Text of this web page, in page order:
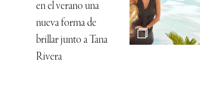
en el verano una
nueva forma de
brillar junto a Tana
Rivera